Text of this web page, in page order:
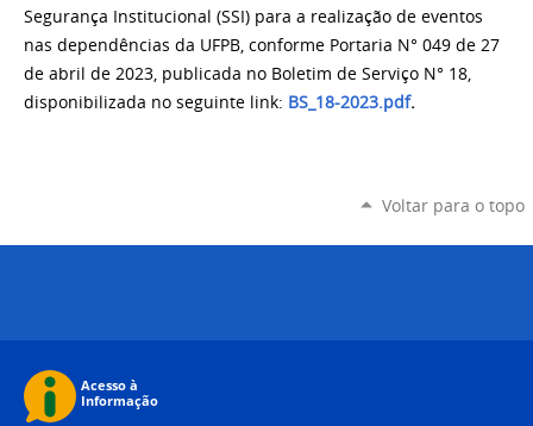
Segurança Institucional (SSI) para a realização de eventos
nas dependências da UFPB, conforme Portaria N° 049 de 27
de abril de 2023, publicada no Boletim de Serviço N° 18,
disponibilizada no seguinte link: BS_18-2023.pdf.
Voltar para o topo